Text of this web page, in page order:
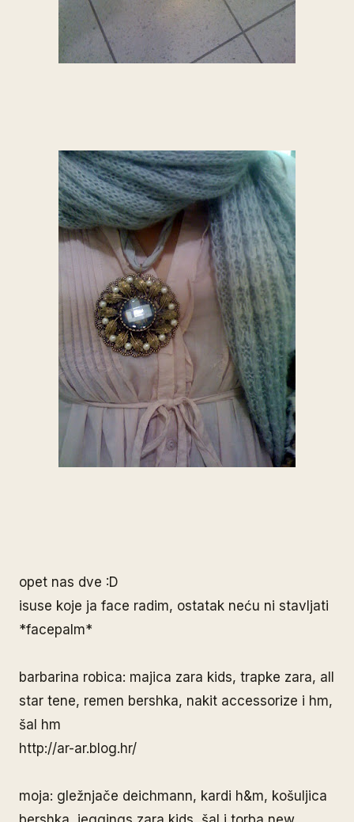
opet nas dve :D
isuse koje ja face radim, ostatak neću ni stavljati
*facepalm*
barbarina robica: majica zara kids, trapke zara, all
star tene, remen bershka, nakit accessorize i hm,
šal hm
http://ar-ar.blog.hr/
moja: gležnjače deichmann, kardi h&m, košuljica